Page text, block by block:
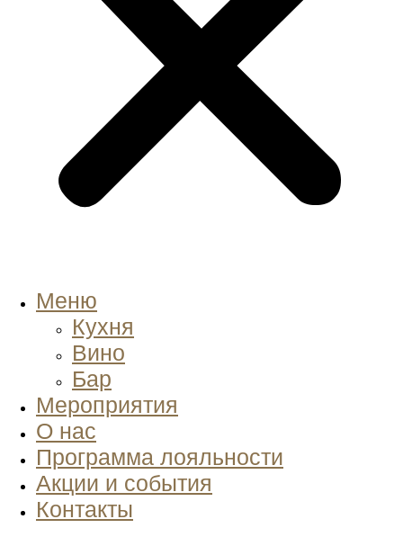
Меню
Кухня
Вино
Бар
Мероприятия
О нас
Программа лояльности
Акции и события
Контакты